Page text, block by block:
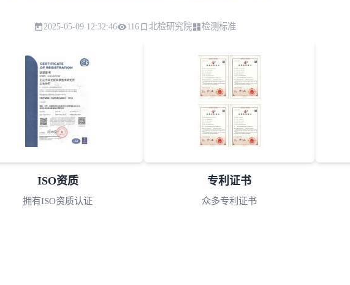
2025-05-09 12:32:46 116 北检研究院 检测标准
ISO资质
拥有ISO资质认证
专利证书
众多专利证书